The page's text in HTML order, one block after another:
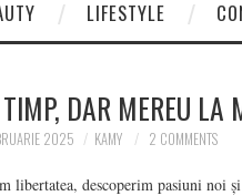
LIFESTYLE
DAR MEREU LA
2025 KAMY 2 COMMENTS
libertatea, descoperim pasiuni noi